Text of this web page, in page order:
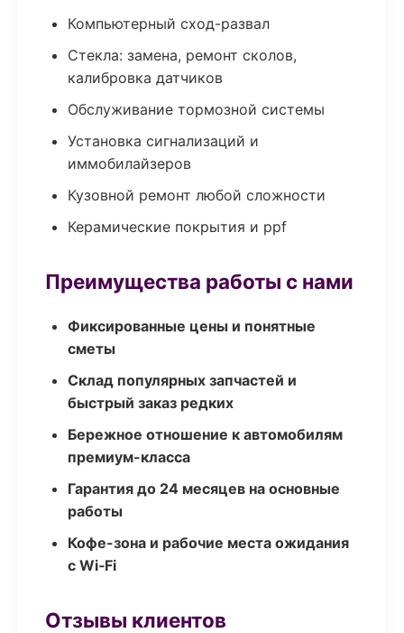
Компьютерный сход-развал
Стекла: замена, ремонт сколов,
калибровка датчиков
Обслуживание тормозной системы
Установка сигнализаций и
иммобилайзеров
Кузовной ремонт любой сложности
Керамические покрытия и ppf
Преимущества работы с нами
Фиксированные цены и понятные
сметы
Склад популярных запчастей и
быстрый заказ редких
Бережное отношение к автомобилям
премиум-класса
Гарантия до 24 месяцев на основные
работы
Кофе-зона и рабочие места ожидания
с Wi‑Fi
Отзывы клиентов